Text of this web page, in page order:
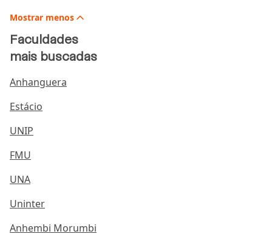
Mostrar menos
Faculdades
mais buscadas
Anhanguera
Estácio
UNIP
FMU
UNA
Uninter
Anhembi Morumbi